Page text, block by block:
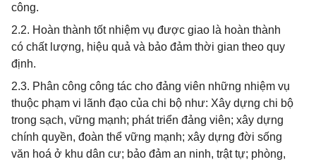
công.
2.2. Hoàn thành tốt nhiệm vụ được giao là hoàn thành
có chất lượng, hiệu quả và bảo đảm thời gian theo quy
định.
2.3. Phân công công tác cho đảng viên những nhiệm vụ
thuộc phạm vi lãnh đạo của chi bộ như: Xây dựng chi bộ
trong sạch, vững mạnh; phát triển đảng viên; xây dựng
chính quyền, đoàn thể vững mạnh; xây dựng đời sống
văn hoá ở khu dân cư; bảo đảm an ninh, trật tự; phòng,